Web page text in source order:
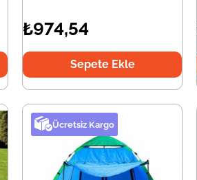
₺974,54
Sepete Ekle
Ücretsiz Kargo